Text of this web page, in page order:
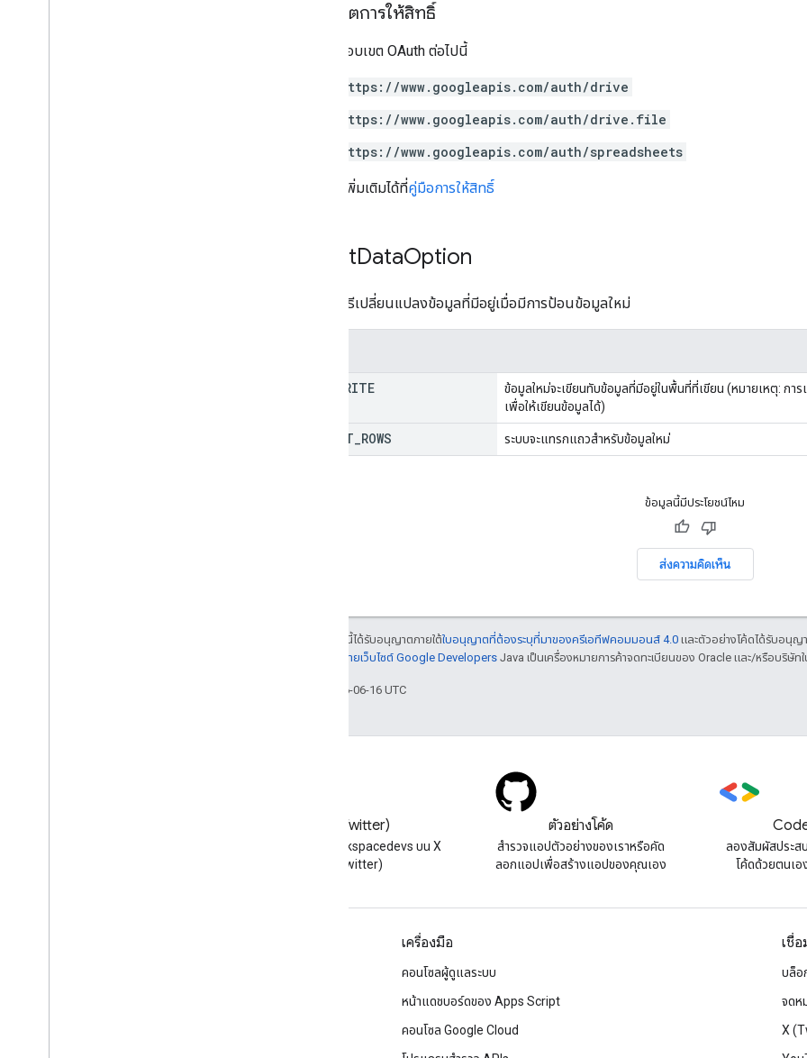
ขอบเขตการให้สิทธิ์
ต้องใช้ขอบเขต OAuth ต่อไปนี้
https://www.googleapis.com/auth/drive
https://www.googleapis.com/auth/drive.file
https://www.googleapis.com/auth/spreadsheets
ดูข้อมูลเพิ่มเติมได้ที่คู่มือการให้สิทธิ์
InsertDataOption
กำหนดวิธีเปลี่ยนแปลงข้อมูลที่มีอยู่เมื่อมีการป้อนข้อมูลใหม่
OVERWRITE
ข้อมูลใหม่จะเขียนทับข้อมูลที่มีอยู่ในพื้นที่ที่เขียน (หมายเหตุ: ก
เพื่อให้เขียนข้อมูลได้)
INSERT ROWS ระบบจะแทรกแถวสําหรับข้อมูลใหม่
ข้อมูลนี้มีประโยชน์ไหม
ส่งความคิดเห็น
เนื้อหาของหน้าเว็บนี้ได้รับอนุญาตภายใต้ใบอนุญาตที่ต้องระบุที่มาของครีเอทีฟคอมมอนส์ 4.0 และตัวอย่างโค้ดได้รับอนุญ
นโยบายเว็บไซต์ Google Developers Java เป็นเครื่องหมายการค้าจดทะเบียนของ Oracle และ/หรือบริษัทใ
อัปเดตล่าสุด 2026-06-16 UTC
X (Twitter)
ติดตาม @workspacedevs บน X
(Twitter)
ตัวอย่างโค้ด
สํารวจแอปตัวอย่างของเราหรือคัด
ลอกแอปเพื่อสร้างแอปของคุณเอง
ลองสัมผัสประส
โค้ดด้วยตนเอ
เครื่องมือ
คอนโซลผู้ดูแลระบบ
หน้าแดชบอร์ดของ Apps Script
คอนโซล Google Cloud
เชื่
บล็อ
จดห
X